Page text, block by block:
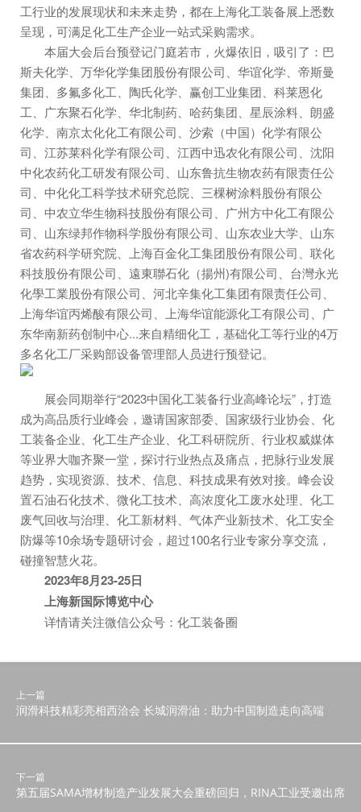
工行业的发展现状和未来走势，都在上海化工装备展上悉数
呈现，可满足化工生产企业一站式采购需求。
本届大会后台预登记门庭若市，火爆依旧，吸引了：巴
斯夫化学、万华化学集团股份有限公司、华谊化学、帝斯曼
集团、多氟多化工、陶氏化学、赢创工业集团、科莱恩化
工、广东聚石化学、华北制药、哈药集团、星辰涂料、朗盛
化学、南京太化化工有限公司、沙索（中国）化学有限公
司、江苏莱科化学有限公司、江西中迅农化有限公司、沈阳
中化农药化工研发有限公司、山东鲁抗生物农药有限责任公
司、中化化工科学技术研究总院、三棵树涂料股份有限公
司、中农立华生物科技股份有限公司、广州方中化工有限公
司、山东绿邦作物科学股份有限公司、山东农业大学、山东
省农药科学研究院、上海百金化工集团股份有限公司、联化
科技股份有限公司、遠東聯石化（揚州)有限公司、台灣永光
化學工業股份有限公司、河北辛集化工集团有限责任公司、
上海华谊丙烯酸有限公司、上海华谊能源化工有限公司、广
东华南新药创制中心...来自精细化工，基础化工等行业的4万
多名化工厂采购部设备管理部人员进行预登记。
展会同期举行“2023中国化工装备行业高峰论坛”，打造
成为高品质行业峰会，邀请国家部委、国家级行业协会、化
工装备企业、化工生产企业、化工科研院所、行业权威媒体
等业界大咖齐聚一堂，探讨行业热点及痛点，把脉行业发展
趋势，实现资源、技术、信息、科技成果有效对接。峰会设
置石油石化技术、微化工技术、高浓度化工废水处理、化工
废气回收与治理、化工新材料、气体产业新技术、化工安全
防爆等10余场专题研讨会，超过100名行业专家分享交流，
碰撞智慧火花。
2023年8月23-25日
上海新国际博览中心
详情请关注微信公众号：化工装备圈
上一篇
润滑科技精彩亮相西洽会 长城润滑油：助力中国制造走向高端
下一篇
第五届SAMA增材制造产业发展大会重磅回归，RINA工业受邀出席